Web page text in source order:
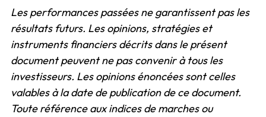
Les performances passées ne garantissent pas les
résultats futurs. Les opinions, stratégies et
instruments financiers décrits dans le présent
document peuvent ne pas convenir à tous les
investisseurs. Les opinions énoncées sont celles
valables à la date de publication de ce document.
Toute référence aux indices de marches ou